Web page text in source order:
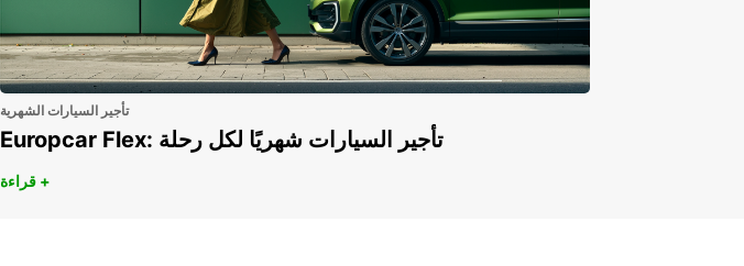
تأجير السيارات الشهرية
Europcar Flex: تأجير السيارات شهريًا لكل رحلة
قراءة +